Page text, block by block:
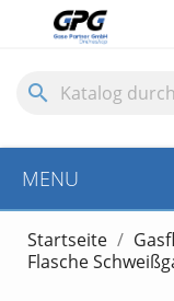
search
MENU
Startseite
Flasche